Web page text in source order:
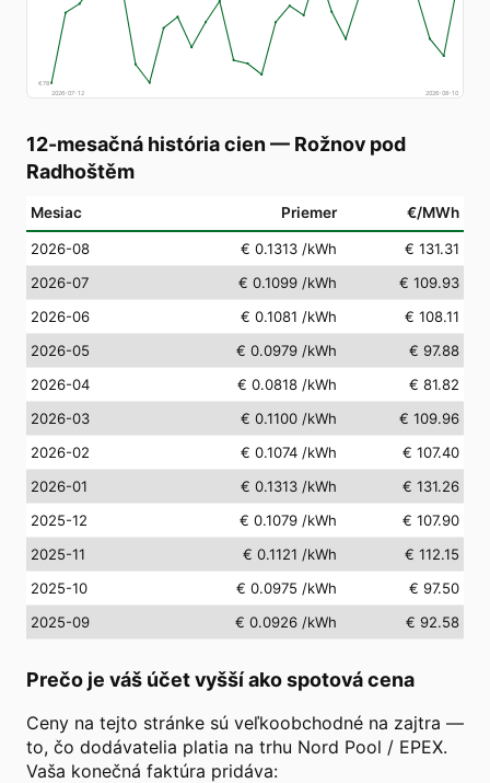
€78
2026-07-12
2026-08-10
12-mesačná história cien — Rožnov pod
Radhoštěm
Mesiac Priemer €/MWh
2026-08 € 0.1313 /kWh
€ 131.31
2026-07
€ 0.1099 /kWh
€ 109.93
2026-06
€ 0.1081 /kWh
€ 108.11
2026-05
€ 0.0979 /kWh
€ 97.88
2026-04
€ 0.0818 /kWh
€ 81.82
2026-03
€ 0.1100 /kWh
€ 109.96
2026-02
€ 0.1074 /kWh
€ 107.40
2026-01
€ 0.1313 /kWh
€ 131.26
2025-12
€ 0.1079 /kWh
€ 107.90
2025-11
€ 0.1121 /kWh
€ 112.15
2025-10
€ 0.0975 /kWh
€ 97.50
2025-09
€ 0.0926 /kWh € 92.58
Prečo je váš účet vyšší ako spotová cena
Ceny na tejto stránke sú veľkoobchodné na zajtra —
to, čo dodávatelia platia na trhu Nord Pool / EPEX.
Vaša konečná faktúra pridáva: